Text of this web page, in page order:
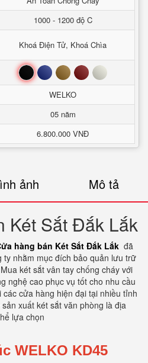
1000 - 1200 độ C
Khoá Điện Tử, Khoá Chìa
Đen Xanh Nâu Đỏ Trắng
WELKO
05 năm
6.800.000 VNĐ
ảnh Mô tả
Két Sắt Đắk Lắk
hàng bán Két Sắt Đắk Lắk đã
ty nhằm mục đích bảo quản lưu trữ
két sắt vân tay chống cháy với
nghệ cao phục vụ tốt cho nhu cầu
cửa hàng hiện đại tại nhiều tỉnh
xuất két sắt văn phòng là địa
lựa chọn
WELKO KD45